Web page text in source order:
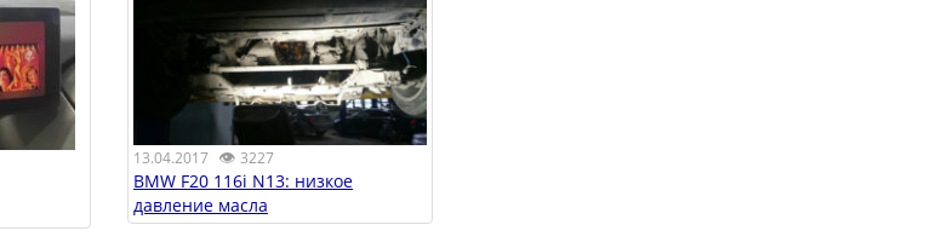
13.04.2017👁 3227
BMW F20 116i N13: низкое
давление масла